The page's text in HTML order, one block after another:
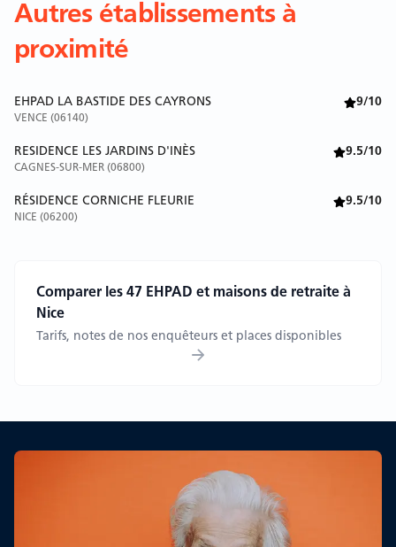
Autres établissements à
proximité
EHPAD LA BASTIDE DES CAYRONS 9/10
VENCE (06140)
RESIDENCE LES JARDINS D'INÈS 9.5/10
CAGNES-SUR-MER (06800)
RÉSIDENCE CORNICHE FLEURIE 9.5/10
NICE (06200)
Comparer les 47 EHPAD et maisons de retraite à
Nice
Tarifs, notes de nos enquêteurs et places disponibles